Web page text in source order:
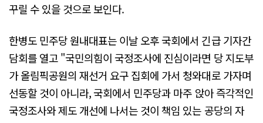
꾸릴 수 있을 것으로 보인다.
한병도 민주당 원내대표는 이날 오후 국회에서 긴급 기자간
담회를 열고 "국민의힘이 국정조사에 진심이라면 당 지도부
가 올림픽공원의 재선거 요구 집회에 가서 청와대로 가자며
선동할 것이 아니라, 국회에서 민주당과 마주 앉아 즉각적인
국정조사와 제도 개선에 나서는 것이 책임 있는 공당의 자